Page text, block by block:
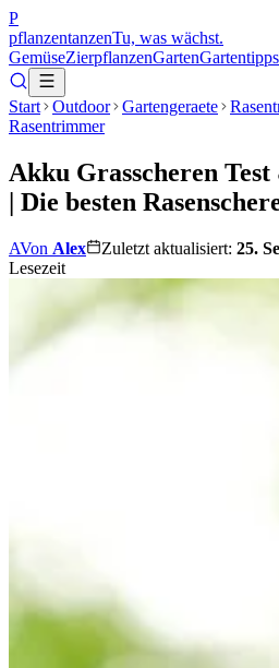
P
pflanzentanzenTu, was wächst.
GemüseZierpflanzenGartenGartentipps
Start Outdoor Gartengeraete
Rasentrimmer
Akku Grasscheren
| Die besten
AVon Alex Zuletzt aktualisiert: 25.
Lesezeit